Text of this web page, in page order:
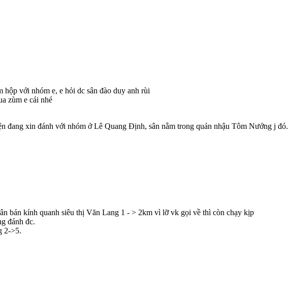
hộp với nhóm e, e hỏi dc sân đào duy anh rùi
zùm e cái nhé
đang xin đánh với nhóm ở Lê Quang Định, sân nằm trong quán nhậu Tôm Nướng j đó.
bán kính quanh siêu thị Văn Lang 1 - > 2km vì lỡ vk gọi về thì còn chạy kịp
đánh đc.
2->5.